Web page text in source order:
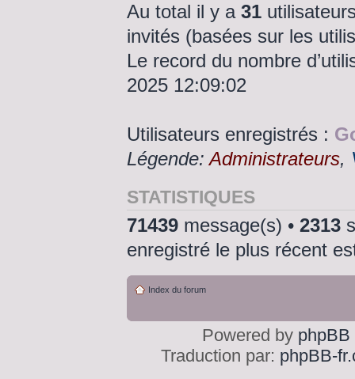
Au total il y a 31
invités (basées sur les
Le record du nombre
2025 12:09:02
Utilisateurs enregistrés :
Légende:Administrateurs,
STATISTIQUES
71439 message(s) • 2313
enregistré le plus récent
Index du forum
Powered by phpBB
Traduction par: phpBB-